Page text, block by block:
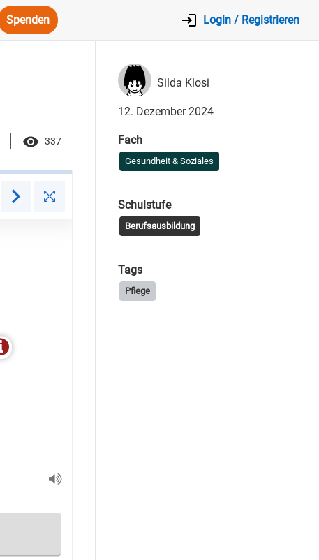
Spenden Login / Registrieren
337
Silda Klosi
12. Dezember 2024
Fach
Gesundheit & Soziales
Schulstufe
Berufsausbildung
Tags
Pflege